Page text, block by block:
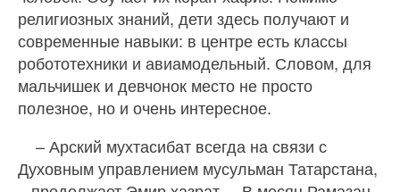
религиозных знаний, дети здесь получают и
современные навыки: в центре есть классы
робототехники и авиамодельный. Словом, для
мальчишек и девчонок место не просто
полезное, но и очень интересное.
– Арский мухтасибат всегда на связи с
Духовным управлением мусульман Татарстана,